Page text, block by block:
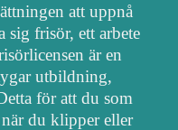
att uppnå
sig frisör, ett arbete
är en
utbildning,
för att du som
du klipper eller